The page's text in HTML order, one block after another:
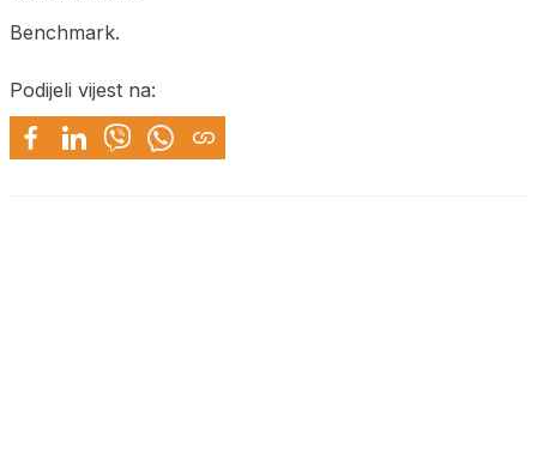
Benchmark.
Podijeli vijest na: